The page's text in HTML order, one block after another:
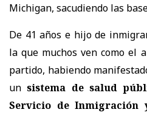
Michigan, sacudiendo las
De 41 años e hijo de
la que muchos ven como el
partido, habiendo
unsistema de salud
Servicio de Inmigración